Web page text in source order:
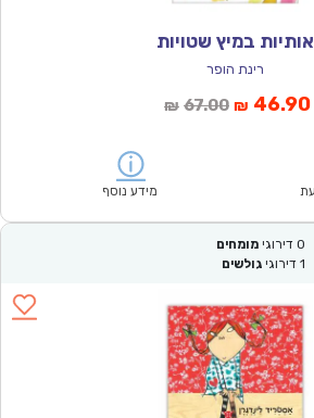
אותיות במיץ שטויות
רינת הופר
₪ 67.00המחיר
₪67.00.
₪ 46.90
מידע נוסף
0 דירוגי מומחים
1 דירוגי גולשים